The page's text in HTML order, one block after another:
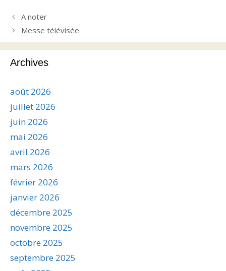
A noter
Messe télévisée
Archives
août 2026
juillet 2026
juin 2026
mai 2026
avril 2026
mars 2026
février 2026
janvier 2026
décembre 2025
novembre 2025
octobre 2025
septembre 2025